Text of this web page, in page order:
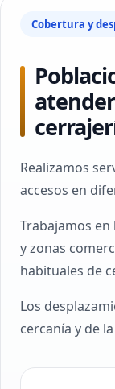
Cobertura y
Realizamos
accesos en
Trabajamos
y zonas
habituales de
Los
cercanía y de